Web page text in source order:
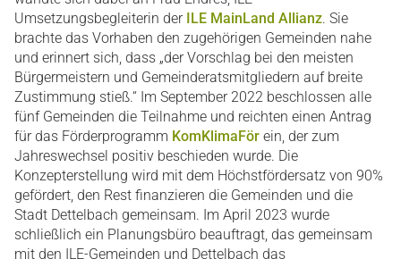
Umsetzungsbegleiterin der ILE MainLand Allianz. Sie
brachte das Vorhaben den zugehörigen Gemeinden nahe
und erinnert sich, dass „der Vorschlag bei den meisten
Bürgermeistern und Gemeinderatsmitgliedern auf breite
Zustimmung stieß.“ Im September 2022 beschlossen alle
fünf Gemeinden die Teilnahme und reichten einen Antrag
für das Förderprogramm KomKlimaFör ein, der zum
Jahreswechsel positiv beschieden wurde. Die
Konzepterstellung wird mit dem Höchstfördersatz von 90%
gefördert, den Rest finanzieren die Gemeinden und die
Stadt Dettelbach gemeinsam. Im April 2023 wurde
schließlich ein Planungsbüro beauftragt, das gemeinsam
mit den ILE-Gemeinden und Dettelbach das